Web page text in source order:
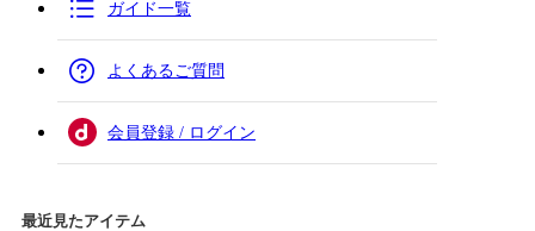
ガイド一覧
よくあるご質問
会員登録 / ログイン
最近見たアイテム